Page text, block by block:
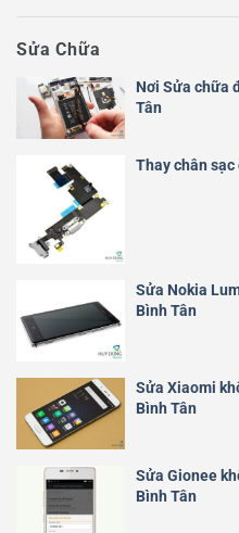
Sửa Chữa
Nơi Sửa chữa
Tân
Thay chân
Sửa Nokia
Bình Tân
Sửa Xiaomi
Bình Tân
Sửa Gionee
Bình Tân